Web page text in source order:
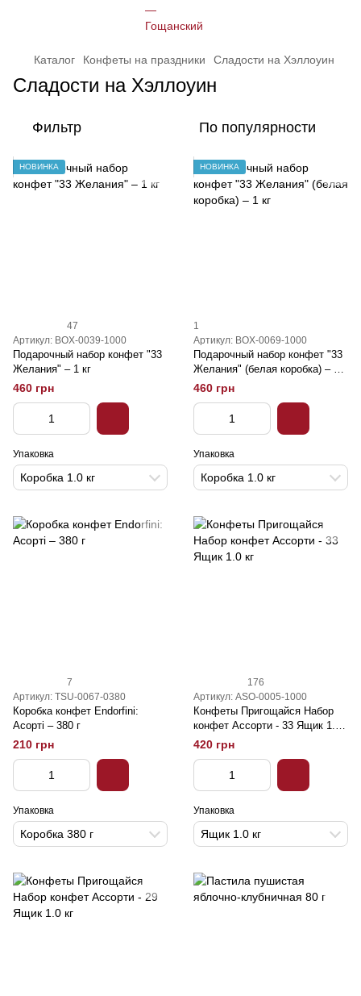
Каталог Конфеты на праздники Сладости на Хэллоуин
Сладости на Хэллоуин
Фильтр По популярности
НОВИНКА
47
Артикул: BOX-0039-1000
Подарочный набор конфет "33
Желания" – 1 кг
460 грн
Упаковка
Коробка 1.0 кг
НОВИНКА
1
Артикул: BOX-0069-1000
Подарочный набор конфет "33
Желания" (белая коробка) – 1
кг
460 грн
Упаковка
Коробка 1.0 кг
7
Артикул: TSU-0067-0380
Коробка конфет Endorfini:
Асорті – 380 г
210 грн
Упаковка
Коробка 380 г
176
Артикул: ASO-0005-1000
Конфеты Пригощайся Набор
конфет Ассорти - 33 Ящик 1.0
кг
420 грн
Упаковка
Ящик 1.0 кг